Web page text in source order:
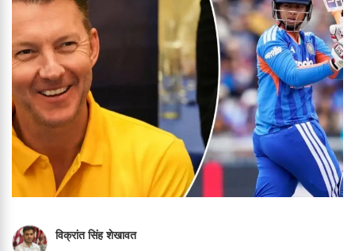
विक्रांत सिंह शेखावत